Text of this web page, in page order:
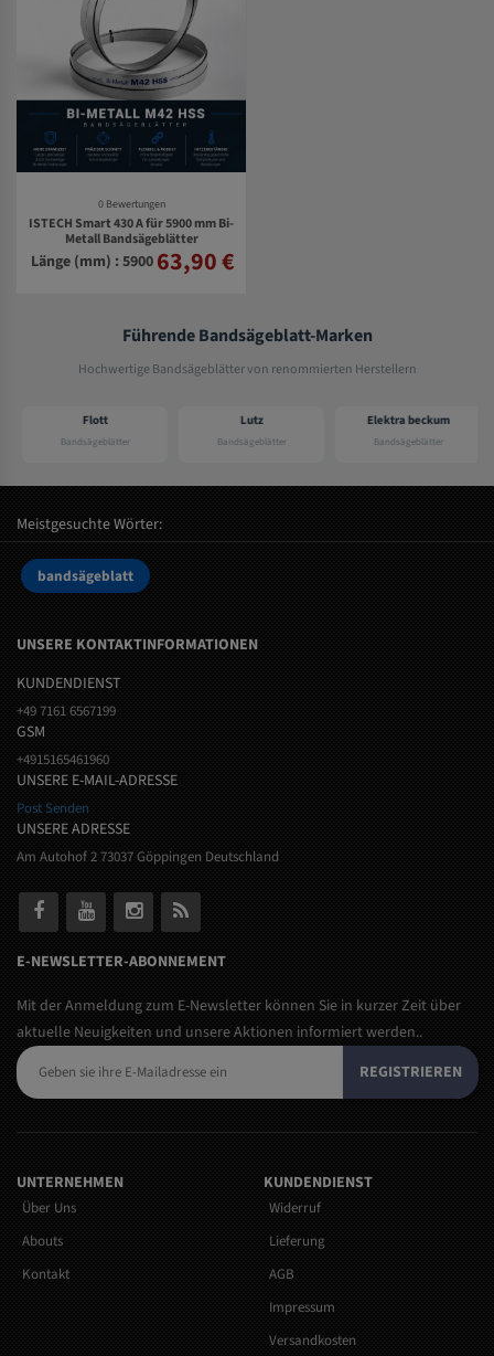
0 Bewertungen
ISTECH Smart 430 A für 5900 mm Bi-
Metall Bandsägeblätter
Länge (mm) : 5900 63,90 €
Führende Bandsägeblatt-Marken
Hochwertige Bandsägeblätter von renommierten Herstellern
Flott
Bandsägeblätter
Lutz
Bandsägeblätter
Elektra beckum
Bandsägeblätter
Meistgesuchte Wörter:
bandsägeblatt
UNSERE KONTAKTINFORMATIONEN
KUNDENDIENST
+49 7161 6567199
GSM
+4915165461960
UNSERE E-MAIL-ADRESSE
Post Senden
UNSERE ADRESSE
Am Autohof 2 73037 Göppingen Deutschland
E-NEWSLETTER-ABONNEMENT
Mit der Anmeldung zum E-Newsletter können Sie in kurzer Zeit über
aktuelle Neuigkeiten und unsere Aktionen informiert werden..
REGISTRIEREN
UNTERNEHMEN
Über Uns
Abouts
Kontakt
KUNDENDIENST
Widerruf
Lieferung
AGB
Impressum
Versandkosten